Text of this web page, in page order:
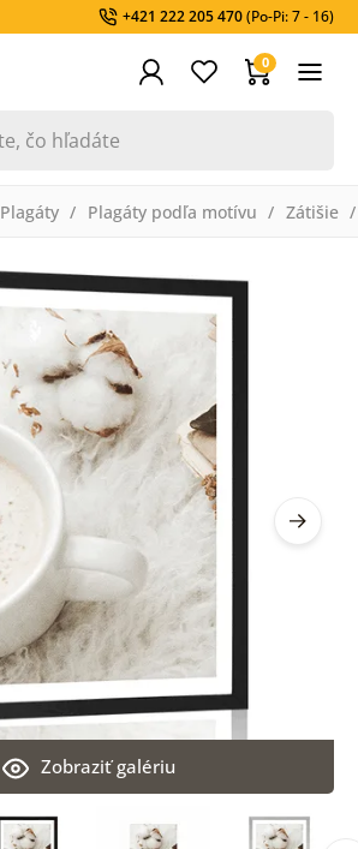
+421 222 205 470(Po-Pi: 7 - 16)
0
Plagáty Plagáty podľa motívu Zátišie
Zobraziť galériu